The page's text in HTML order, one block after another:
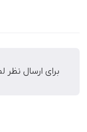
برای ارسال نظر